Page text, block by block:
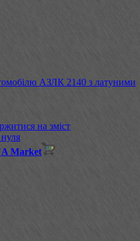
АЗЛК 2140 з латуними
на зміст
Market